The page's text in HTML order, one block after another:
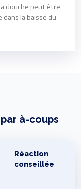
douche peut être
la baisse du
à-coups
Réaction
conseillée